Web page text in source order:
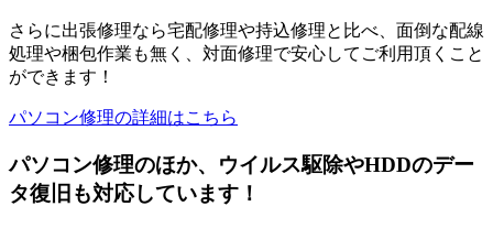
さらに出張修理なら宅配修理や持込修理と比べ、面倒な配線
処理や梱包作業も無く、対面修理で安心してご利用頂くこと
ができます！
パソコン修理の詳細はこちら
パソコン修理のほか、ウイルス駆除やHDDのデー
タ復旧も対応しています！